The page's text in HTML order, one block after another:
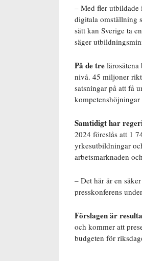
– Med fler utbildade
digitala omställning
sätt kan Sverige ta
säger
På de tre
nivå. 45 miljoner
satsningar på att få
kompetenshöjningar
Samtidigt har
2024 föreslås att 1
yrkesutbildningar
arbetsmarknaden
– Det här är en
presskonferens
Förslagen är
och kommer att
budgeten för